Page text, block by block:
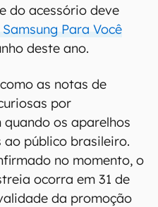
do acessório deve
Para Você
deste ano.
as notas de
por
os aparelhos
público brasileiro.
no momento, o
ocorra em 31 de
da promoção